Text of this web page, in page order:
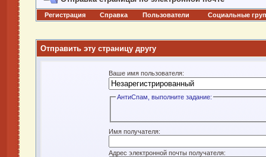
Регистрация Справка Пользователи Социальные
Отправить эту страницу другу
Ваше имя пользователя:
АнтиСпам, выполните задание:
Имя получателя:
Адрес электронной почты получателя: